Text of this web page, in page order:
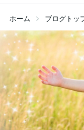
ホーム ブログトッ